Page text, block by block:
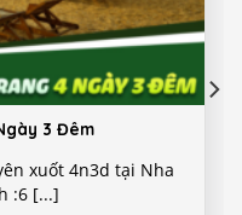
3 Đêm
xuốt 4n3d tại Nha
:6 [...]